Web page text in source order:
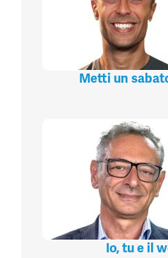
Metti un
Io, tu e il